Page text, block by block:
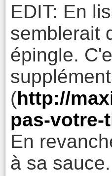
EDIT: En
semblerait
épingle.
(http://
pas-votre-
En
à sa sauce.